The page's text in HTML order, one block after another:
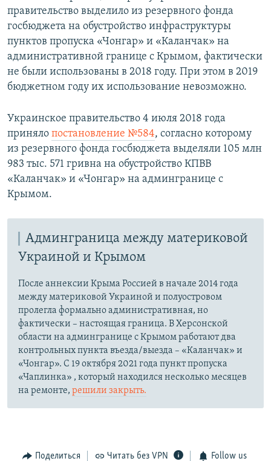
правительство выделило из резервного фонда
госбюджета на обустройство инфраструктуры
пунктов пропуска «Чонгар» и «Каланчак» на
административной границе с Крымом, фактически
не были использованы в 2018 году. При этом в 2019
бюджетном году их использование невозможно.
Украинское правительство 4 июля 2018 года
приняло постановление №584, согласно которому
из резервного фонда госбюджета выделяли 105 млн
983 тыс. 571 гривна на обустройство КПВВ
«Каланчак» и «Чонгар» на админгранице с
Крымом.
Админграница между материковой
Украиной и Крымом
После аннексии Крыма Россией в начале 2014 года
между материковой Украиной и полуостровом
пролегла формально административная, но
фактически – настоящая граница. В Херсонской
области на админгранице с Крымом работают два
контрольных пункта въезда/выезда – «Каланчак» и
«Чонгар». С 19 октября 2021 года пункт пропуска
«Чаплинка» , который находился несколько месяцев
на ремонте, решили закрыть.
Поделиться Читать без VPN Follow us